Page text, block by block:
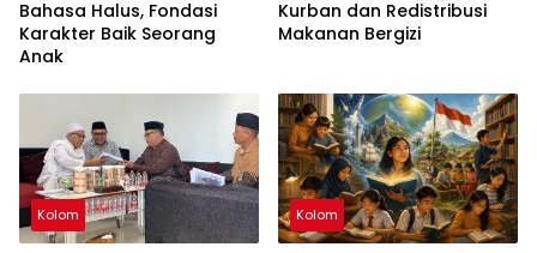
Bahasa Halus, Fondasi
Karakter Baik Seorang
Anak
Kurban dan Redistribusi
Makanan Bergizi
Kolom Kolom